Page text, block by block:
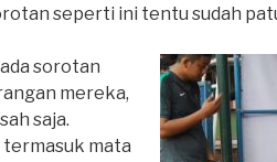
seperti ini tentu sudah
sorotan
mereka,
saja.
mata